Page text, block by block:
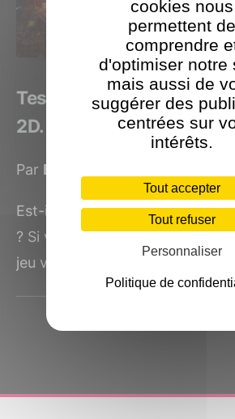
Test de Tetris Effect sur
2D. En un mot :
Par Benjamin Levy
Est-il nécessaire de vous
? Si vous ne connaissez pas
jeu vidéo qui...
cookies nous
permettent de
comprendre
d'optimiser notre
mais aussi de
suggérer des
centrées sur
intérêts.
Tout accepter
Tout refuser
Personnaliser
Politique de